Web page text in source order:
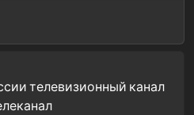
телевизионный канал